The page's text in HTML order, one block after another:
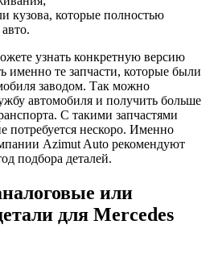
кузова, которые полностью
узнать конкретную версию
те запчасти, которые были
заводом. Так можно
автомобиля и получить больше
С такими запчастями
потребуется нескоро. Именно
Azimut Auto рекомендуют
подбора деталей.
или
для Mercedes